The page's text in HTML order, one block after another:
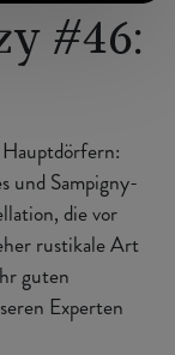
#46:
und Sampigny-
die vor
rustikale Art
guten
Experten